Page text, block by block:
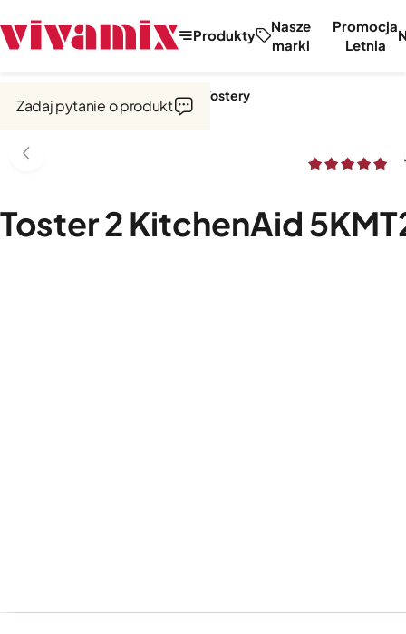
Produkty
Nasze
marki
Promocja
Letnia
Czajniki i tostery Tostery
Toster 2 KitchenAid
Zadaj pytanie o produkt